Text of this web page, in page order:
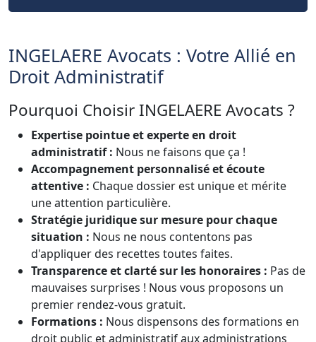
INGELAERE Avocats : Votre Allié en
Droit Administratif
Pourquoi Choisir INGELAERE Avocats ?
Expertise pointue et experte en droit
administratif : Nous ne faisons que ça !
Accompagnement personnalisé et écoute
attentive : Chaque dossier est unique et mérite
une attention particulière.
Stratégie juridique sur mesure pour chaque
situation : Nous ne nous contentons pas
d'appliquer des recettes toutes faites.
Transparence et clarté sur les honoraires : Pas de
mauvaises surprises ! Nous vous proposons un
premier rendez-vous gratuit.
Formations : Nous dispensons des formations en
droit public et administratif aux administrations